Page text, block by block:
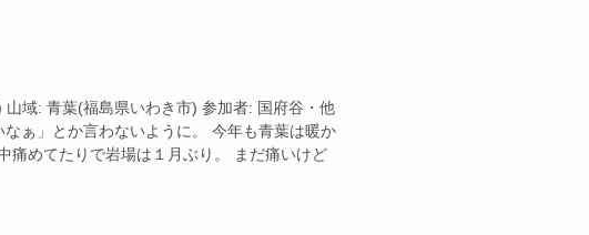
域: 青葉(福島県いわき市) 参加者: 国府谷・他
ぁ」とか言わないように。 今年も青葉は暖か
痛めてたりで岩場は１月ぶり。 まだ痛いけど